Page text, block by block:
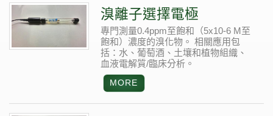
溴離子選擇電極
專門測量0.4ppm至飽和（5x10-6 M至
飽和）濃度的溴化物。 相關應用包
括：水、葡萄酒、土壤和植物組織、
血液電解質/臨床分析。